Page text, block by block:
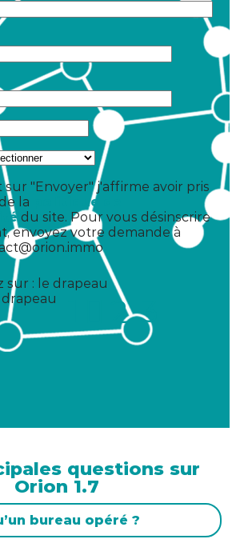
sur "Envoyer" j'affirme avoir pris
la
politique de
du site. Pour vous désinscrire
envoyez votre demande à
sur : le drapeau
2 3
questions sur
Orion 1.7
bureau opéré ?